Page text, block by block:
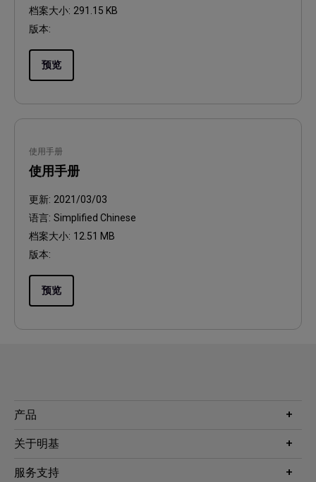
档案大小: 291.15 KB
版本:
预览
使用手册
使用手册
更新: 2021/03/03
语言: Simplified Chinese
档案大小: 12.51 MB
版本:
预览
产品
投影机
WiT智能灯
关于明基
公司简介
服务支持